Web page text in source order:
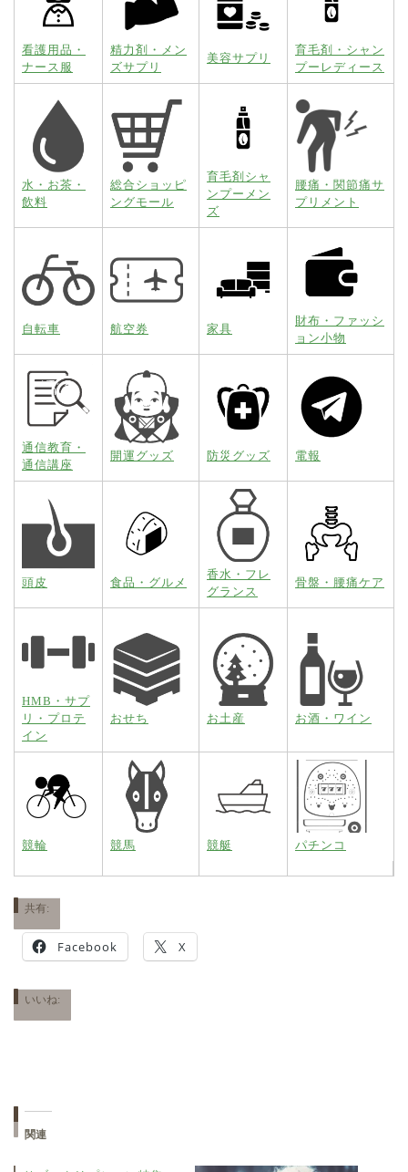
看護用品・
ナース服
精力剤・メン
ズサプリ
美容サプリ
育毛剤・シャン
プーレディース
水・お茶・
飲料
総合ショッピ
ングモール
育毛剤シャ
ンプーメン
ズ
腰痛・関節痛サ
プリメント
自転車 航空券 家具
財布・ファッシ
ョン小物
通信教育・
通信講座
開運グッズ 防災グッズ 電報
頭皮 食品・グルメ
香水・フレ
グランス
骨盤・腰痛ケア
HMB・サプ
リ・プロテ
イン
おせち お土産 お酒・ワイン
競輪 競馬 競艇 パチンコ
共有:
Facebook X
いいね:
関連